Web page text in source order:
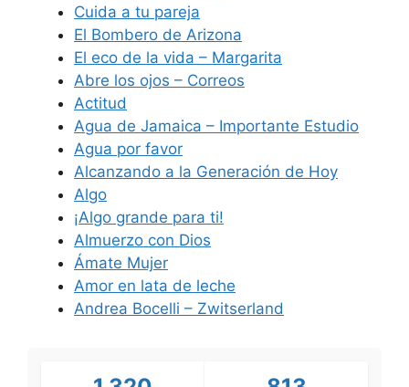
Cuida a tu pareja
El Bombero de Arizona
El eco de la vida – Margarita
Abre los ojos – Correos
Actitud
Agua de Jamaica – Importante Estudio
Agua por favor
Alcanzando a la Generación de Hoy
Algo
¡Algo grande para ti!
Almuerzo con Dios
Ámate Mujer
Amor en lata de leche
Andrea Bocelli – Zwitserland